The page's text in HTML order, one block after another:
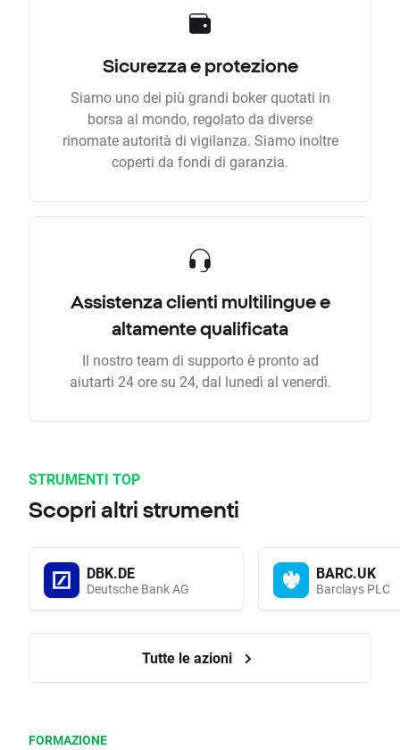
Sicurezza e protezione
Siamo uno dei più grandi boker quotati in
borsa al mondo, regolato da diverse
rinomate autorità di vigilanza. Siamo inoltre
coperti da fondi di garanzia.
Assistenza clienti multilingue e
altamente qualificata
Il nostro team di supporto è pronto ad
aiutarti 24 ore su 24, dal lunedì al venerdì.
STRUMENTI TOP
Scopri altri strumenti
DBK.DE
Deutsche Bank AG
BARC.UK
Barclays PLC
Tutte le azioni
FORMAZIONE